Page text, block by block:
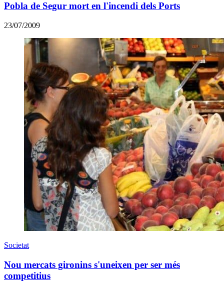
Pobla de Segur mort en l'incendi dels Ports
23/07/2009
Societat
Nou mercats gironins s'uneixen per ser més
competitius